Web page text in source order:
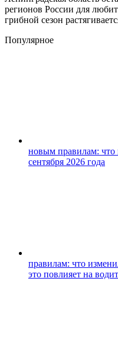
регионов России для
грибной сезон
Популярное
новым правилам: что
сентября 2026 года
правилам: что
это повлияет на